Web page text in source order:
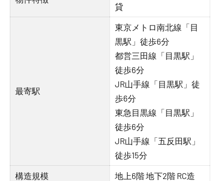
貸
最寄駅
東京メトロ南北線「目
黒駅」徒歩6分
都営三田線「目黒駅」
徒歩6分
JR山手線「目黒駅」徒
歩6分
東急目黒線「目黒駅」
徒歩6分
JR山手線「五反田駅」
徒歩15分
構造規模 地上6階 地下2階 RC造